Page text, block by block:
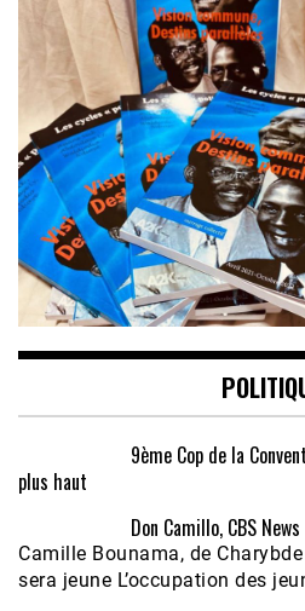
9ème Cop de la
plus haut
Don Camillo, CBS News
Camille Bounama, de Charybde
sera jeune L’occupation des